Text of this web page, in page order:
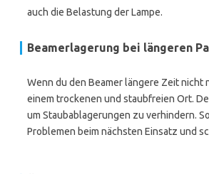
auch die Belastung der Lampe.
Beamerlagerung bei längeren
Wenn du den Beamer längere Zeit nicht
einem trockenen und staubfreien Ort.
um Staubablagerungen zu verhindern.
Problemen beim nächsten Einsatz und